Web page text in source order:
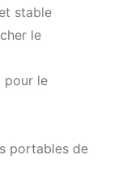
stable
le
pour le
portables de